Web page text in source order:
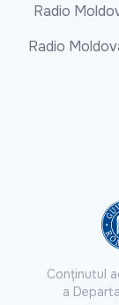
Radio
Radio
Conținutul
a